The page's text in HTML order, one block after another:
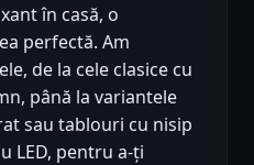
în casă, o
perfectă. Am
de la cele clasice cu
până la variantele
sau tablouri cu nisip
LED, pentru a-ți